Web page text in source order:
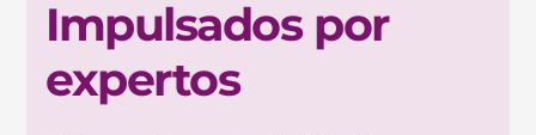
Impulsados por
expertos